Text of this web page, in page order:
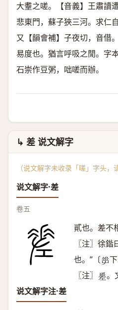
大耋之嗟。【音義】王肅讀
悲東門，蘇子狹三河。求仁
又【韻會補】子夜切，音借
易度也。猶言呼吸之閒。字
石崇作豆粥，咄嗟而辦。
↳ 差 说文解字
（说文解字未收录「嗟」字头，
说文解字·差
卷五
貳也。差不
〖注〗徐
也。”〔𡴤
〖注〗 𢀩 。
说文解字注·差